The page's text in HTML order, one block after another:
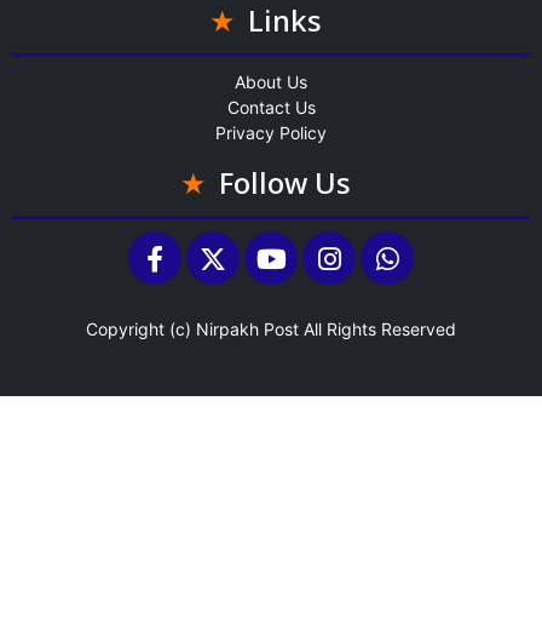
Links
About Us
Contact Us
Privacy Policy
Follow Us
Copyright (c) Nirpakh Post All Rights Reserved